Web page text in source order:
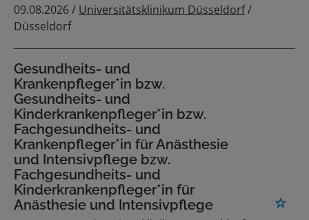
09.08.2026 / Universitätsklinikum Düsseldorf/
Düsseldorf
Gesundheits- und
Krankenpfleger*in bzw.
Gesundheits- und
Kinderkrankenpfleger*in bzw.
Fachgesundheits- und
Krankenpfleger*in für Anästhesie
und Intensivpflege bzw.
Fachgesundheits- und
Kinderkrankenpfleger*in für
Anästhesie und Intensivpflege